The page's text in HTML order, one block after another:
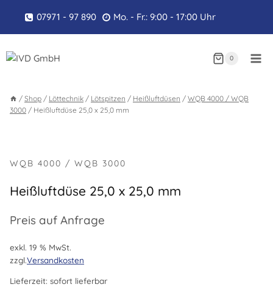
springen
07971 - 97 890 Mo. - Fr.: 9:00 - 17:00 Uhr
0
/ Shop / Löttechnik / Lötspitzen / Heißluftdüsen / WQB 4000 / WQB
3000 / Heißluftdüse 25,0 x 25,0 mm
WQB 4000 / WQB 3000
Heißluftdüse 25,0 x 25,0 mm
Preis auf Anfrage
exkl. 19 % MwSt.
zzgl.Versandkosten
Lieferzeit: sofort lieferbar